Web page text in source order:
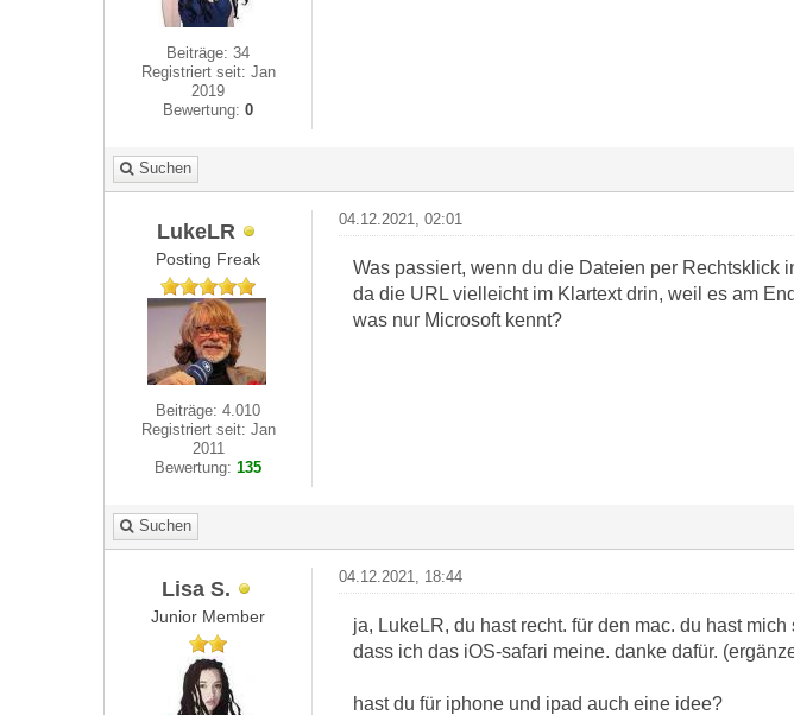
Beiträge: 34
Registriert seit: Jan
2019
Bewertung:0
Suchen
LukeLR
Posting Freak
Beiträge: 4.010
Registriert seit: Jan
2011
Bewertung:135
04.12.2021, 02:01
Was passiert, wenn du die Dateien per Rechtsklick
da die URL vielleicht im Klartext drin, weil es am
was nur Microsoft kennt?
Suchen
Lisa S.
Junior Member
04.12.2021, 18:44
ja, LukeLR, du hast recht. für den mac. du hast
dass ich das iOS-safari meine. danke dafür.
hast du für iphone und ipad auch eine idee?